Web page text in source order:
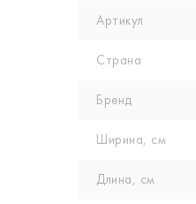
Артикул
Страна
Бренд
Ширина, см
Длина, см